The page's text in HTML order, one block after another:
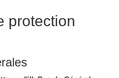
protection